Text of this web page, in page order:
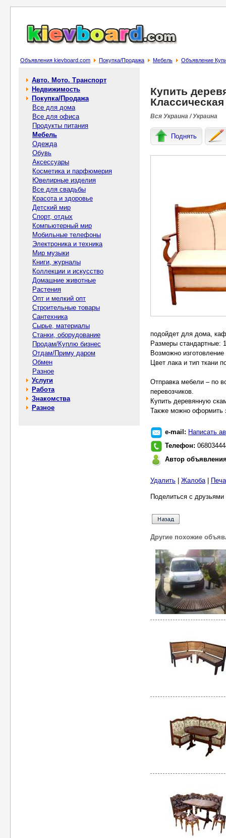
Объявления kievboard.com Покупка/Продажа Мебель Объявление
Авто. Мото. Транспорт
Недвижимость
Покупка/Продажа
Все для дома
Все для офиса
Продукты питания
Мебель
Одежда
Обувь
Аксессуары
Косметика и парфюмерия
Ювелирные изделия
Все для свадьбы
Красота и здоровье
Детский мир
Спорт, отдых
Компьютерный мир
Мобильные телефоны
Электроника и техника
Мир музыки
Книги, журналы
Коллекции и искусство
Домашние животные
Растения
Опт и мелкий опт
Строительные товары
Сантехника
Сырье, материалы
Станки, оборудование
Продам/Куплю бизнес
Отдам/Приму даром
Обмен
Разное
Услуги
Работа
Знакомства
Разное
Купить
Классическая
Вся Украина / Украина
Поднять
подойдет для дома,
Размеры стандартные:
Возможно
Цвет лака и тип ткани
Отправка мебели – по
перевозчиков.
Купить деревянную
Также можно оформить
e-mail: Написать
Телефон:
Автор
Удалить Жалоба|
Поделиться с
Другие похожие